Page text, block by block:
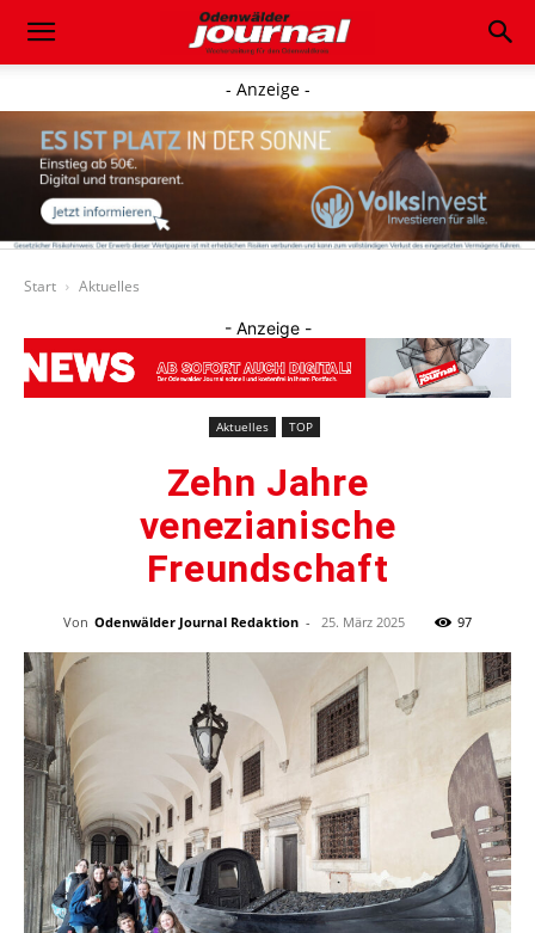
- Anzeige -
Start Aktuelles
- Anzeige -
Aktuelles TOP
Zehn Jahre
venezianische
Freundschaft
Von Odenwälder Journal Redaktion - 25. März 2025 97